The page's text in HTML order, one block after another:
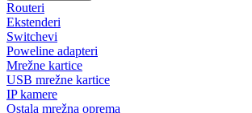
Routeri
Ekstenderi
Switchevi
Poweline adapteri
Mrežne kartice
USB mrežne kartice
IP kamere
Ostala mrežna oprema